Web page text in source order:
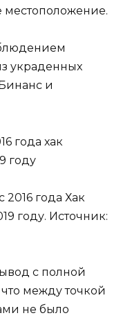
местоположение.
украденных
и
года Хак
году. Источник:
с полной
между точкой
не было